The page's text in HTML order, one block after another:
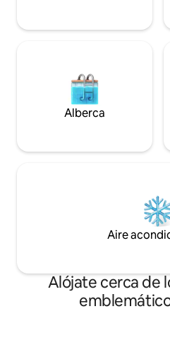
Alberca
Aire
Alójate cerca de